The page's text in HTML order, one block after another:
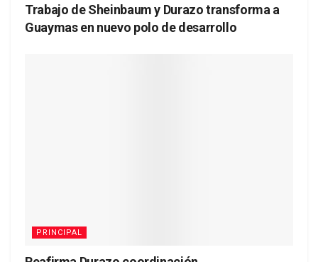
Trabajo de Sheinbaum y Durazo transforma a
Guaymas en nuevo polo de desarrollo
PRINCIPAL